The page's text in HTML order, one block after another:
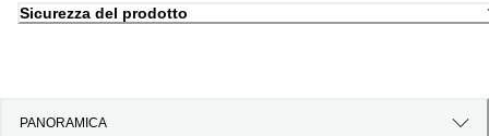
Sicurezza del prodotto
PANORAMICA